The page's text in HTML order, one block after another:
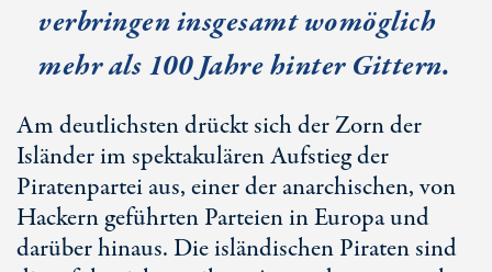
verbringen insgesamt womöglich
mehr als 100 Jahre hinter Gittern.
Am deutlichsten drückt sich der Zorn der
Isländer im spektakulären Aufstieg der
Piratenpartei aus, einer der anarchischen, von
Hackern geführten Parteien in Europa und
darüber hinaus. Die isländischen Piraten sind